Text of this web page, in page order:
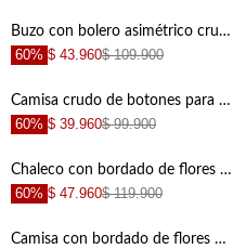
+
+
+
+
Buzo con bolero asimétrico crudo para niña
60% $ 43.960$ 109.900
Camisa crudo de botones para niña
60% $ 39.960$ 99.900
Chaleco con bordado de flores crudo para niña
60% $ 47.960$ 119.900
Camisa con bordado de flores para niña